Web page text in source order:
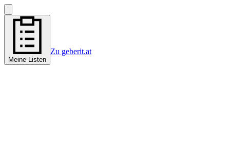
Meine Listen
Zu geberit.at